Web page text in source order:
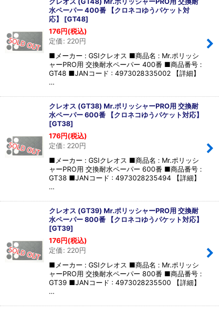
水ペーパー 400番 【クロネコゆうパケット対
応】 [GT48]
176円(税込)
定価: 220円
■メーカー : GSIクレオス ■商品名 : Mr.ポリッシ
ャーPRO用 交換耐水ペーパー 400番 ■商品番号 :
GT48 ■JANコード : 4973028335002 【詳細】
…
クレオス (GT38) Mr.ポリッシャーPRO用 交換耐
水ペーパー 600番 【クロネコゆうパケット対応】
[GT38]
176円(税込)
定価: 220円
■メーカー : GSIクレオス ■商品名 : Mr.ポリッシ
ャーPRO用 交換耐水ペーパー 600番 ■商品番号 :
GT38 ■JANコード : 4973028235494 【詳細】
…
クレオス (GT39) Mr.ポリッシャーPRO用 交換耐
水ペーパー 800番 【クロネコゆうパケット対応】
[GT39]
176円(税込)
定価: 220円
■メーカー : GSIクレオス ■商品名 : Mr.ポリッシ
ャーPRO用 交換耐水ペーパー 800番 ■商品番号 :
GT39 ■JANコード : 4973028235500 【詳細】
…